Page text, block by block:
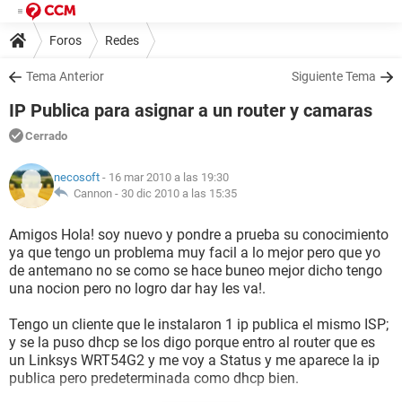
Foros Redes
Tema Anterior Siguiente Tema
IP Publica para asignar a un router y camaras
Cerrado
necosoft - 16 mar 2010 a las 19:30
Cannon - 30 dic 2010 a las 15:35
Amigos Hola! soy nuevo y pondre a prueba su conocimiento
ya que tengo un problema muy facil a lo mejor pero que yo
de antemano no se como se hace buneo mejor dicho tengo
una nocion pero no logro dar hay les va!.
Tengo un cliente que le instalaron 1 ip publica el mismo ISP;
y se la puso dhcp se los digo porque entro al router que es
un Linksys WRT54G2 y me voy a Status y me aparece la ip
publica pero predeterminada como dhcp bien.